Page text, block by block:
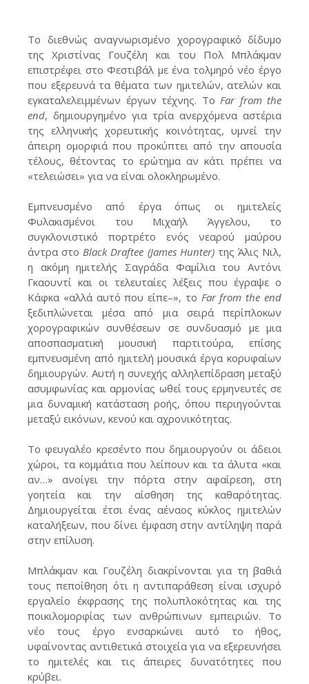
Το διεθνώς αναγνωρισμένο χορογραφικό δίδυμο
της Χριστίνας Γουζέλη και του Πολ Μπλάκμαν
επιστρέφει στο Φεστιβάλ με ένα τολμηρό νέο έργο
που εξερευνά τα θέματα των ημιτελών, ατελών και
εγκαταλελειμμένων έργων τέχνης. Το Far from the
end, δημιουργημένο για τρία ανερχόμενα αστέρια
της ελληνικής χορευτικής κοινότητας, υμνεί την
άπειρη ομορφιά που προκύπτει από την απουσία
τέλους, θέτοντας το ερώτημα αν κάτι πρέπει να
«τελειώσει» για να είναι ολοκληρωμένο.
Εμπνευσμένο από έργα όπως οι ημιτελείς
Φυλακισμένοι του Μιχαήλ Άγγελου, το
συγκλονιστικό πορτρέτο ενός νεαρού μαύρου
άντρα στο Black Draftee (James Hunter)της Άλις Νιλ,
η ακόμη ημιτελής Σαγράδα Φαμίλια του Αντόνι
Γκαουντί και οι τελευταίες λέξεις που έγραψε ο
Κάφκα «αλλά αυτό που είπε–», το Far from the end
ξεδιπλώνεται μέσα από μια σειρά περίπλοκων
χορογραφικών συνθέσεων σε συνδυασμό με μια
αποσπασματική μουσική παρτιτούρα, επίσης
εμπνευσμένη από ημιτελή μουσικά έργα κορυφαίων
δημιουργών. Αυτή η συνεχής αλληλεπίδραση μεταξύ
ασυμφωνίας και αρμονίας ωθεί τους ερμηνευτές σε
μια δυναμική κατάσταση ροής, όπου περιηγούνται
μεταξύ εικόνων, κενού και αχρονικότητας.
Το φευγαλέο κρεσέντο που δημιουργούν οι άδειοι
χώροι, τα κομμάτια που λείπουν και τα άλυτα «και
αν…» ανοίγει την πόρτα στην αφαίρεση, στη
γοητεία και την αίσθηση της καθαρότητας.
Δημιουργείται έτσι ένας αέναος κύκλος ημιτελών
καταλήξεων, που δίνει έμφαση στην αντίληψη παρά
στην επίλυση.
Μπλάκμαν και Γουζέλη διακρίνονται για τη βαθιά
τους πεποίθηση ότι η αντιπαράθεση είναι ισχυρό
εργαλείο έκφρασης της πολυπλοκότητας και της
ποικιλομορφίας των ανθρώπινων εμπειριών. Το
νέο τους έργο ενσαρκώνει αυτό το ήθος,
υφαίνοντας αντιθετικά στοιχεία για να εξερευνήσει
το ημιτελές και τις άπειρες δυνατότητες που
κρύβει.